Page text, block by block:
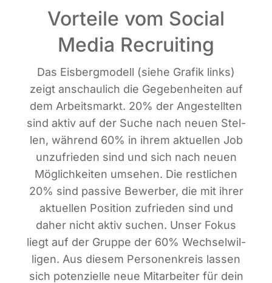
Vorteile vom Social
Media Recruiting
Das Eis­berg­mo­dell (sie­he Gra­fik links)
zeigt anschau­lich die Gege­ben­hei­ten auf
dem Arbeits­markt. 20% der Ange­stell­ten
sind aktiv auf der Suche nach neu­en Stel­
len, wäh­rend 60% in ihrem aktu­el­len Job
unzu­frie­den sind und sich nach neu­en
Mög­lich­kei­ten umse­hen. Die rest­li­chen
20% sind pas­si­ve Bewer­ber, die mit ihrer
aktu­el­len Posi­ti­on zufrie­den sind und
daher nicht aktiv suchen. Unser Fokus
liegt auf der Grup­pe der 60% Wech­sel­wil­
li­gen. Aus die­sem Per­so­nen­kreis las­sen
sich poten­zi­el­le neue Mit­ar­bei­ter für dein